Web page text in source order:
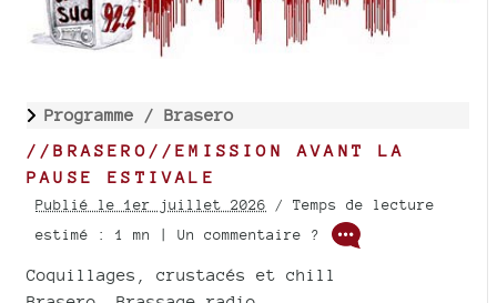
Programme / Brasero
//BRASERO//EMISSION AVANT LA
PAUSE ESTIVALE
Publié le 1er juillet 2026 / Temps de lecture
estimé : 1 mn | Un commentaire ?
Coquillages, crustacés et chill